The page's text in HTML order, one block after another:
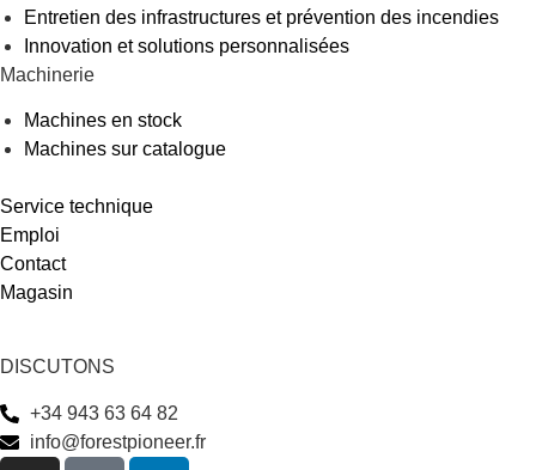
Entretien des infrastructures et prévention des incendies
Innovation et solutions personnalisées
Machinerie
Machines en stock
Machines sur catalogue
Service technique
Emploi
Contact
Magasin
DISCUTONS
+34 943 63 64 82
info@forestpioneer.fr